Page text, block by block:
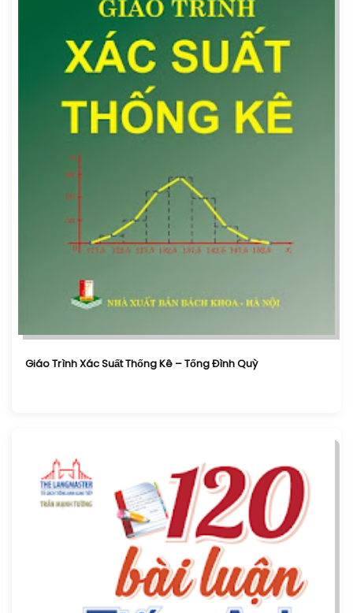
Giáo Trình Xác Suất Thống Kê – Tống Đình Quỳ